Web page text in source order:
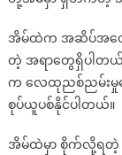
အိမ်ထဲက အဆိပ်အတေ
တဲ့ အရာတွေရှိပါတ
က လေထုညစ်ညမ်းမှုတွ
စုပ်ယူပစ်နိုင်ပါတယ်။
အိမ်ထဲမှာ စိုက်လို့ရ